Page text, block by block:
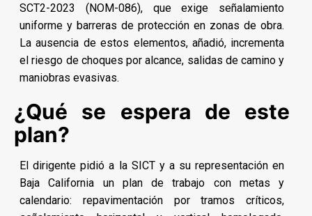
SCT2-2023 (NOM-086), que exige señalamiento
uniforme y barreras de protección en zonas de obra.
La ausencia de estos elementos, añadió, incrementa
el riesgo de choques por alcance, salidas de camino y
maniobras evasivas.
¿Qué se espera de este
plan?
El dirigente pidió a la SICT y a su representación en
Baja California un plan de trabajo con metas y
calendario: repavimentación por tramos críticos,